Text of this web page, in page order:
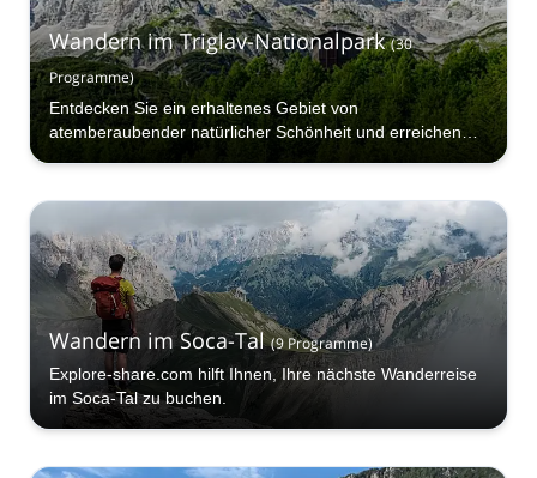
Wandern im Triglav-Nationalpark (30
Programme)
Entdecken Sie ein erhaltenes Gebiet von
atemberaubender natürlicher Schönheit und erreichen
Wandern im Soca-Tal (9Programme)
Explore-share.com hilft Ihnen, Ihre nächste Wanderreise
im Soca-Tal zu buchen.